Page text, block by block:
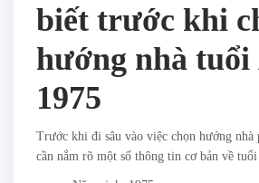
biết trước khi
hướng nhà
1975
Trước khi đi sâu vào việc chọn hướng nhà
cần nắm rõ một số thông tin cơ bản về